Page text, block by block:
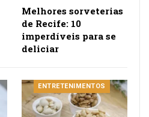
Melhores sorveterias
de Recife: 10
imperdíveis para se
deliciar
ENTRETENIMENTOS